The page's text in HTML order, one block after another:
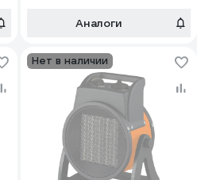
Аналоги
Нет в наличии